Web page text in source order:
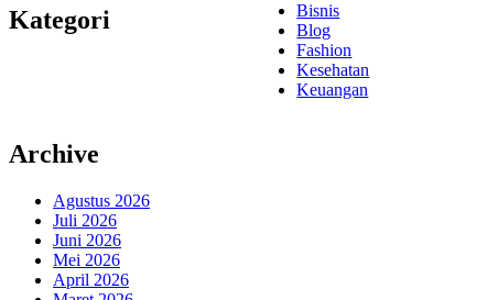
Kategori
Bisnis
Blog
Fashion
Kesehatan
Keuangan
Archive
Agustus 2026
Juli 2026
Juni 2026
Mei 2026
April 2026